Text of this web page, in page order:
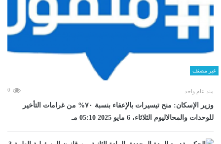
غير مصنف
منذ عام واحد 0
وزير الإسكان: منح تيسيرات بالإعفاء بنسبة ٧٠% من غرامات التأخير
للوحدات والمحالاليوم الثلاثاء، 6 مايو 2025 05:10 مـ